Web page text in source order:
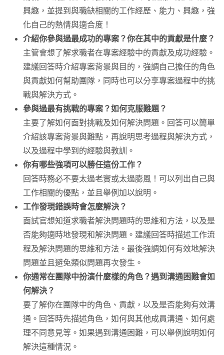
興趣，並提到與職缺相關的工作經歷、能力、興趣，強
化自己的熱情與適合度！
介紹你參與過最成功的專案？你在其中的貢獻是什麼？
主管會想了解求職者在專案經驗中的貢獻及成功經驗。
建議回答時介紹專案背景與目的，強調自己擔任的角色
與貢獻如何幫助團隊，同時也可以分享專案過程中的挑
戰與解決方式。
參與過最有挑戰的專案？如何克服難題？
主要了解如何面對挑戰及如何解決問題。回答可以簡單
介紹該專案背景與難點，再說明思考過程與解決方式，
以及過程中學到的經驗與教訓。
你有哪些強項可以勝任這份工作？
回答時務必不要太過老實或太過膨風！可以列出自己與
工作相關的優點，並且舉例加以說明。
工作發現錯誤時會怎麼解決？
面試官想知道求職者解決問題時的思維和方法，以及是
否能夠適時地發現和解決問題。建議回答時描述工作流
程及解決問題的思維和方法。最後強調如何有效地解決
問題並且避免類似問題再次發生。
你通常在團隊中扮演什麼樣的角色？遇到溝通困難會如
何解決？
要了解你在團隊中的角色、貢獻，以及是否能夠有效溝
通。回答時先描述角色，如何與其他成員溝通、如何處
理不同意見等。如果遇到溝通困難，可以舉例說明如何
解決這種情況。